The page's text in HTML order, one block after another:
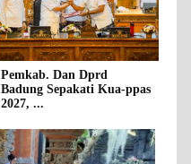
Pemkab. Dan Dprd
Badung Sepakati Kua-ppas
2027, ...